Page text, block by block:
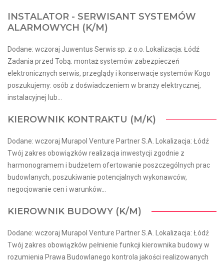
INSTALATOR - SERWISANT SYSTEMÓW
ALARMOWYCH (K/M)
Dodane: wczoraj Juwentus Serwis sp. z o.o. Lokalizacja: Łódź
Zadania przed Tobą: montaż systemów zabezpieczeń
elektronicznych serwis, przeglądy i konserwacje systemów Kogo
poszukujemy: osób z doświadczeniem w branży elektrycznej,
instalacyjnej lub...
KIEROWNIK KONTRAKTU (M/K)
Dodane: wczoraj Murapol Venture Partner S.A. Lokalizacja: Łódź
Twój zakres obowiązków realizacja inwestycji zgodnie z
harmonogramem i budżetem ofertowanie poszczególnych prac
budowlanych, poszukiwanie potencjalnych wykonawców,
negocjowanie cen i warunków...
KIEROWNIK BUDOWY (K/M)
Dodane: wczoraj Murapol Venture Partner S.A. Lokalizacja: Łódź
Twój zakres obowiązków pełnienie funkcji kierownika budowy w
rozumienia Prawa Budowlanego kontrola jakości realizowanych